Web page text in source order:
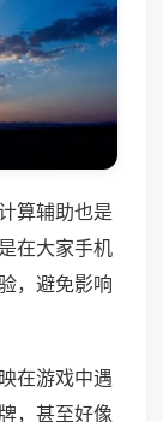
算辅助也是
在大家手机
，避免影响
在游戏中遇
，甚至好像